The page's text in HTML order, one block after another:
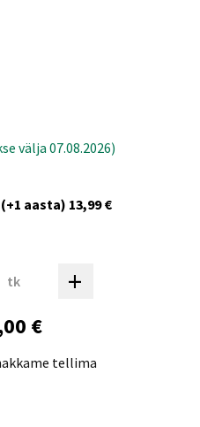
välja 07.08.2026)
aasta) 13,99 €
tk +
€
tellima